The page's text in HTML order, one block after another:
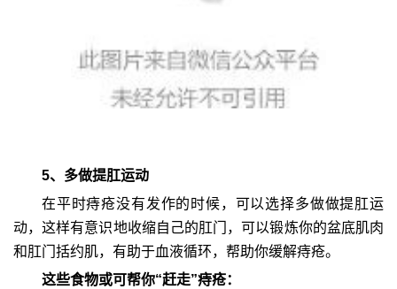
5、多做提肛运动
在平时痔疮没有发作的时候，可以选择多做做提肛运
动，这样有意识地收缩自己的肛门，可以锻炼你的盆底肌肉
和肛门括约肌，有助于血液循环，帮助你缓解痔疮。
这些食物或可帮你“赶走”痔疮：